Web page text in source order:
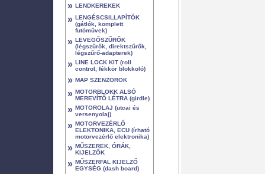
» LENDKEREKEK
» LENGÉSCSILLAPÍTÓK
(gátlók, komplett
futóművek)
» LEVEGŐSZŰRŐK
(légszűrők, direktszűrők,
légszűrő-adapterek)
» LINE LOCK KIT (roll
control, fékkör blokkoló)
» MAP SZENZOROK
» MOTORBLOKK ALSÓ
MEREVÍTŐ LÉTRA (girdle)
» MOTOROLAJ (utcai és
versenyolaj)
» MOTORVEZÉRLŐ
ELEKTONIKA, ECU (írható
motorvezérlő elektronika)
» MŰSZEREK, ÓRÁK,
KIJELZŐK
» MŰSZERFAL KIJELZŐ
EGYSÉG (dash board)